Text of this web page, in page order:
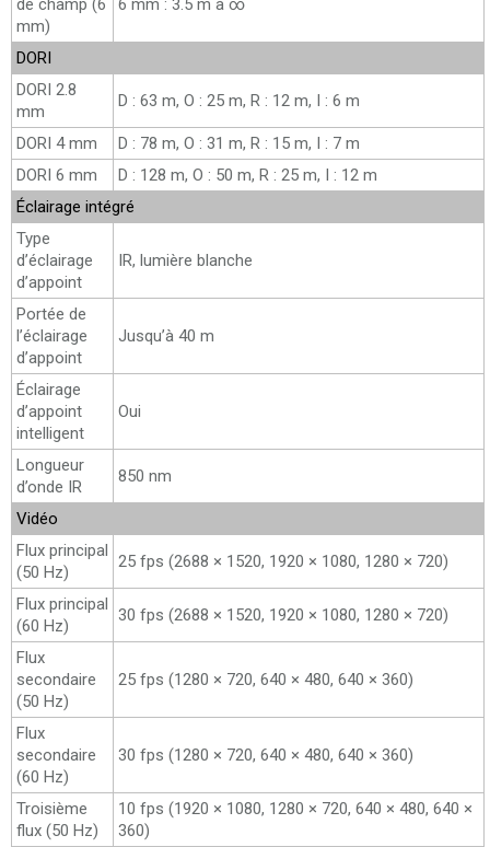
de champ (6
mm)
6 mm : 3.5 m à ∞
DORI
DORI 2.8
mm
D : 63 m, O : 25 m, R : 12 m, I : 6 m
DORI 4 mm
D : 78 m, O : 31 m, R : 15 m, I : 7 m
DORI 6 mm
D : 128 m, O : 50 m, R : 25 m, I : 12 m
Éclairage intégré
Type
d’éclairage
d’appoint
IR, lumière blanche
Portée de
l’éclairage
d’appoint
Jusqu’à 40 m
Éclairage
d’appoint
intelligent
Oui
Longueur
d’onde IR
850 nm
Vidéo
Flux principal
(50 Hz)
25 fps (2688 × 1520, 1920 × 1080, 1280 × 720)
Flux principal
(60 Hz)
30 fps (2688 × 1520, 1920 × 1080, 1280 × 720)
Flux
secondaire
(50 Hz)
25 fps (1280 × 720, 640 × 480, 640 × 360)
Flux
secondaire
(60 Hz)
30 fps (1280 × 720, 640 × 480, 640 × 360)
Troisième
flux (50 Hz)
10 fps (1920 × 1080, 1280 × 720, 640 × 480, 640 ×
360)